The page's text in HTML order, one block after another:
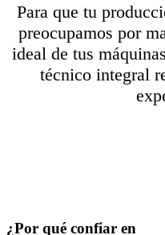
Para que tu
preocupamos por
ideal de tus
técnico integral
¿Por qué confiar en